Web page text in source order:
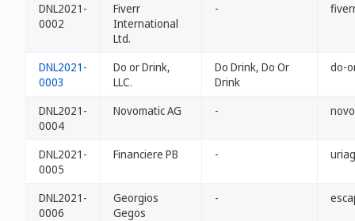
DNL2021-
0002
Fiverr
International
Ltd.
-
DNL2021-
0003
Do or Drink,
LLC.
Do Drink, Do Or
Drink
do-
DNL2021-
0004
Novomatic AG -
DNL2021-
0005
Financiere PB -
DNL2021-
0006
Georgios
Gegos
-